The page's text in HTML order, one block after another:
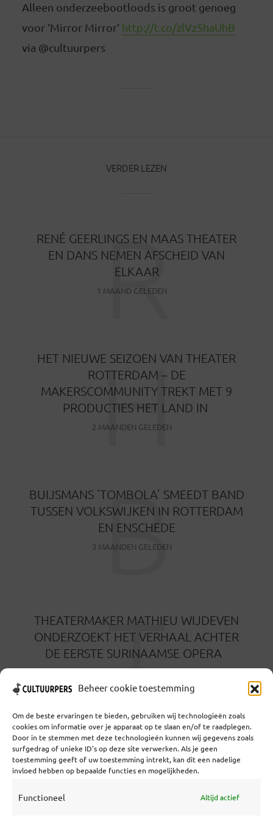
Beheer cookie toestemming
Om de beste ervaringen te bieden, gebruiken wij technologieën zoals
cookies om informatie over je apparaat op te slaan en/of te raadplegen.
Door in te stemmen met deze technologieën kunnen wij gegevens zoals
surfgedrag of unieke ID's op deze site verwerken. Als je geen
toestemming geeft of uw toestemming intrekt, kan dit een nadelige
invloed hebben op bepaalde functies en mogelijkheden.
Functioneel Altijd actief
Alleen onderzeebootloods is groot genoeg
voor ‘Mirror Mirror’ http://t.co/zlVz5haUhB
via @cultuurpers
VERDER LEZEN
RENÉ GEERLINGS EN MAAS THEATER
EN DANS NEMEN AFSCHEID VAN
ELKAAR
1 MAAND GELEDEN
R
HET NIEUWE SEIZOEN VAN THEATER
ROTTERDAM – DE
MAKERSCOMMUNITY TREKT MET 9
PRODUCTIES HET LAND IN
2 MAANDEN GELEDEN
H
BUIJSMANS ‘TOMBOLA’ SMEEDT BAND
TUSSEN VOLKSWIJKEN IN ROTTERDAM
EN ENSCHEDE
3 MAANDEN GELEDEN
B
THEATERMAKER MATHIEU WIJDEVEN
ONDERZOEKT HET VERHAAL ACHTER
DE EERSTE SURINAAMSE OPERA
T
Coöperatief Cultureel Persbureau U.A. | Salzburg 29 |
3524KS Utrecht | KvK: 55573592 |Btw: